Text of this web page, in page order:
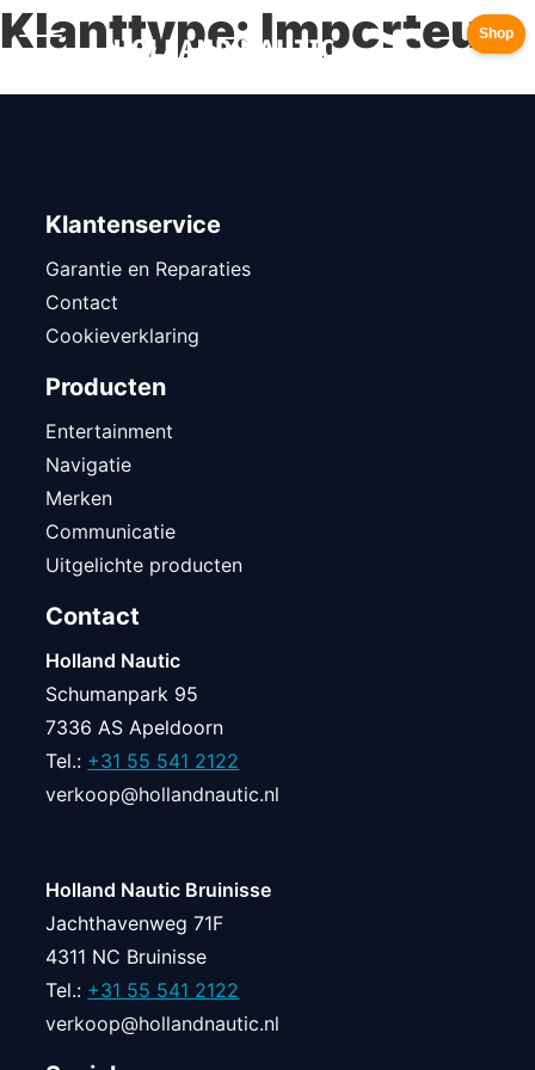
Klanttype: Importeur
Klantenservice
Garantie en Reparaties
Contact
Cookieverklaring
Producten
Entertainment
Navigatie
Merken
Communicatie
Uitgelichte producten
Contact
Holland Nautic
Schumanpark 95
7336 AS Apeldoorn
Tel.: +31 55 541 2122
verkoop@hollandnautic.nl
Holland Nautic Bruinisse
Jachthavenweg 71F
4311 NC Bruinisse
Tel.: +31 55 541 2122
verkoop@hollandnautic.nl
Shop